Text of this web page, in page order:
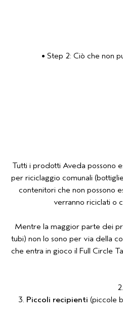
• Step 2: Ciò che non
Tutti i prodotti Aveda possono
per riciclaggio comunali
contenitori che non possono
verranno riciclati o
Mentre la maggior parte dei
tubi) non lo sono per via della
che entra in gioco il Full Circle
2.
3. Piccoli recipienti (piccole